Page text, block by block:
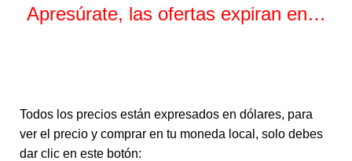
Apresúrate, las ofertas expiran en…
Todos los precios están expresados en dólares, para
ver el precio y comprar en tu moneda local, solo debes
dar clic en este botón: